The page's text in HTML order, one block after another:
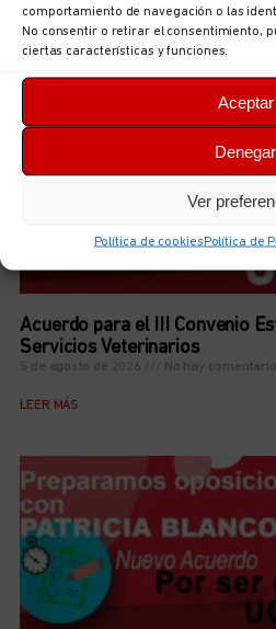
comportamiento de navegación o las
No consentir o retirar el consentimiento,
ciertas características y funciones.
Aceptar
Denegar
Ver
Política de cookies Política de
LEER MÁS
Acuerdo para el III Convenio
Servicios Veterinarios
5 de agosto de 2026 No hay
LEER MÁS